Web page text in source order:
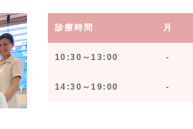
診療時間 月
10:30～13:00 -
14:30～19:00 -